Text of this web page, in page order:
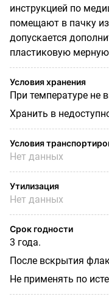
инструкцией по
помещают в пачку
допускается
пластиковую
Условия хранения
При температуре не
Хранить в
Условия
Нет данных
Утилизация
Нет данных
Срок годности
3 года.
После вскрытия
Не применять по